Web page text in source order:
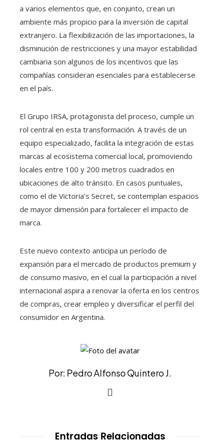
a varios elementos que, en conjunto, crean un
ambiente más propicio para la inversión de capital
extranjero. La flexibilización de las importaciones, la
disminución de restricciones y una mayor estabilidad
cambiaria son algunos de los incentivos que las
compañías consideran esenciales para establecerse
en el país.
El Grupo IRSA, protagonista del proceso, cumple un
rol central en esta transformación. A través de un
equipo especializado, facilita la integración de estas
marcas al ecosistema comercial local, promoviendo
locales entre 100 y 200 metros cuadrados en
ubicaciones de alto tránsito. En casos puntuales,
como el de Victoria’s Secret, se contemplan espacios
de mayor dimensión para fortalecer el impacto de
marca.
Este nuevo contexto anticipa un período de
expansión para el mercado de productos premium y
de consumo masivo, en el cual la participación a nivel
internacional aspira a renovar la oferta en los centros
de compras, crear empleo y diversificar el perfil del
consumidor en Argentina.
Por: Pedro Alfonso Quintero J.
Entradas Relacionadas